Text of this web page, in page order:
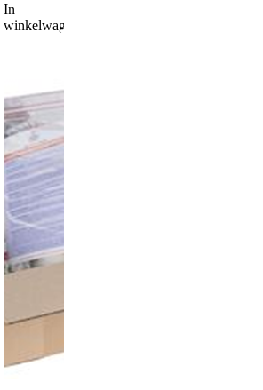
In
winkelwagen